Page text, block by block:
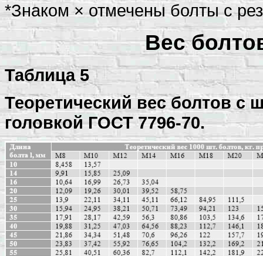
*Знаком × отмечены болты с
Вес
Таблица 5
Теоретический вес болтов с
головкой ГОСТ 7796-70.